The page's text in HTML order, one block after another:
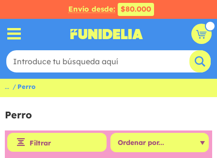
Envío desde: $80.000
... Perro
Perro
Filtrar